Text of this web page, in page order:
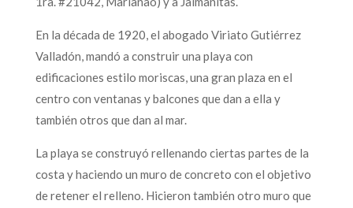
En la década de 1920, el abogado Viriato Gutiérrez
Valladón, mandó a construir una playa con
edificaciones estilo moriscas, una gran plaza en el
centro con ventanas y balcones que dan a ella y
también otros que dan al mar.
La playa se construyó rellenando ciertas partes de la
costa y haciendo un muro de concreto con el objetivo
de retener el relleno. Hicieron también otro muro que